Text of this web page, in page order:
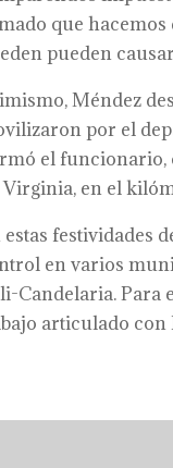
que hacemos
pueden
Méndez
por el
el funcionario,
Virginia, en el
estas festividades
en varios
Candelaria. Para
articulado con